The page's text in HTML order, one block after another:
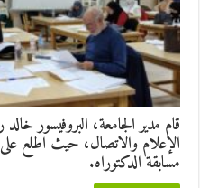
قام مدير الجامعة، البروفيسور
الإعلام والاتصال، حيث اطلع
مسابقة الدكتوراه.